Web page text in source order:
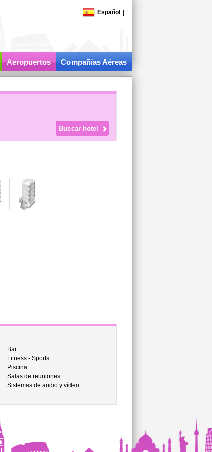
Español
Aeropuertos Compañías Aéreas
Bar
Fitness - Sports
Piscina
Salas de reuniones
Sistemas de audio y vídeo